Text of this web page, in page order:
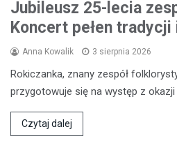
Jubileusz 25-lecia
Koncert pełen tradycji
Anna Kowalik 3 sierpnia 2026
Rokiczanka, znany zespół
przygotowuje się na występ z okazji
Czytaj dalej